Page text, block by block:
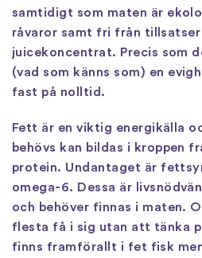
samtidigt som maten är
råvaror samt fri från
juicekoncentrat. Precis som
(vad som känns som) en
fast på nolltid.
Fett är en viktig energikälla
behövs kan bildas i kroppen
protein. Undantaget är
omega-6. Dessa är
och behöver finnas i maten.
flesta få i sig utan att tänka
finns framförallt i fet fisk